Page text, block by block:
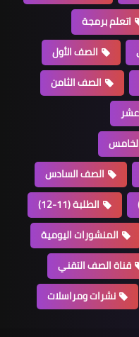
اتعلم برمجة
الصف الأول
الصف الثامن
عشر
الصف السادس
الطلبة (11-12)
المنشورات اليومية
قناة الصف التقني
نشرات ومراسلات